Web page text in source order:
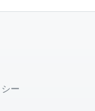
ー